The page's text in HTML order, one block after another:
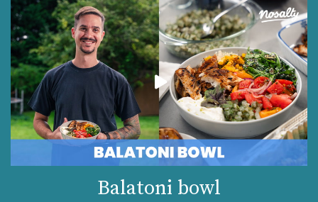
Balatoni bowl